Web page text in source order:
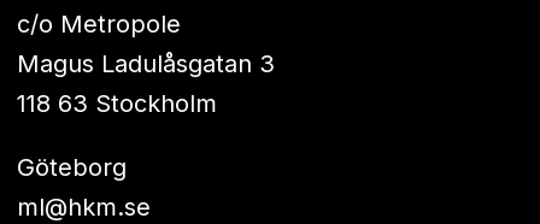
c/o Metropole
Magus Ladulåsgatan 3
118 63 Stockholm
Göteborg
ml@hkm.se